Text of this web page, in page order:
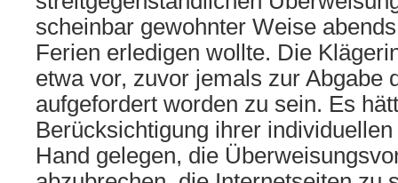
scheinbar gewohnter Weise
Ferien erledigen wollte. Die
etwa vor, zuvor jemals zur Abgabe
aufgefordert worden zu sein. Es
Berücksichtigung ihrer
Hand gelegen, die